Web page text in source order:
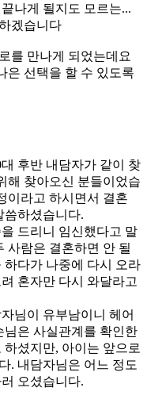
나게 될지도 모르는...
겠습니다
를 만나게 되었는데요
은 선택을 할 수 있도록
후반 내담자가 같이 찾
해 찾아오신 분들이었습
이라고 하시면서 결혼
씀하셨습니다.
드리니 임신했다고 말
사람은 결혼하면 안 될
다가 나중에 다시 오라
혼자만 다시 와달라고
님이 유부남이니 헤어
님은 사실관계를 확인한
셨지만, 아이는 앞으로
. 내담자님은 어느 정도
오셨습니다.